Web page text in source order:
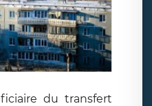
du transfert